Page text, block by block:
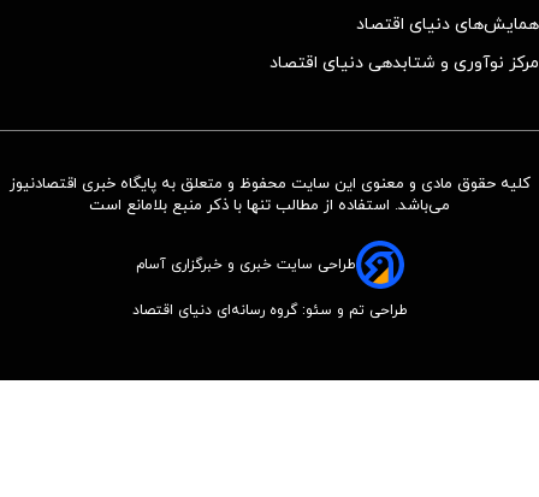
همایش‌های دنیای اقتصاد
مرکز نوآوری و شتابدهی دنیای اقتصاد
کلیه حقوق مادی و معنوی این سایت محفوظ و متعلق به پایگاه خبری اقتصادنیوز
می‌باشد. استفاده از مطالب تنها با ذکر منبع بلامانع است
طراحی سایت خبری و خبرگزاری آسام
طراحی تم و سئو: گروه رسانه‌ای دنیای اقتصاد